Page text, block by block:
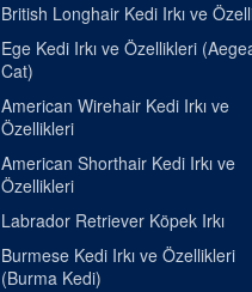
British Longhair Kedi Irkı ve
Ege Kedi Irkı ve Özellikleri
Cat)
American Wirehair Kedi Irkı ve
Özellikleri
American Shorthair Kedi Irkı ve
Özellikleri
Labrador Retriever Köpek Irkı
Burmese Kedi Irkı ve Özellikleri
(Burma Kedi)